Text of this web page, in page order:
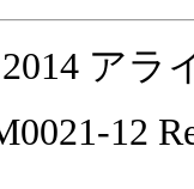
2014 ア
12